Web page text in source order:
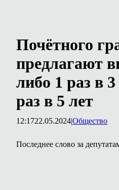
Почётного
предлагают
либо 1 раз в
раз в 5 лет
12:1722.05.2024|Общество
Последнее слово за